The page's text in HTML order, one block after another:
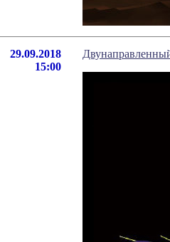
29.09.2018
15:00